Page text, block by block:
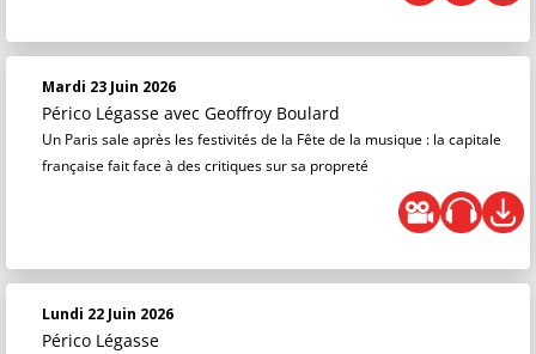
Mardi 23 Juin 2026
Périco Légasse avec Geoffroy Boulard
Un Paris sale après les festivités de la Fête de la musique : la capitale
française fait face à des critiques sur sa propreté
Lundi 22 Juin 2026
Périco Légasse